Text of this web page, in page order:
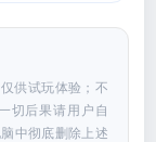
供试玩体验；不
切后果请用户自
中彻底删除上述